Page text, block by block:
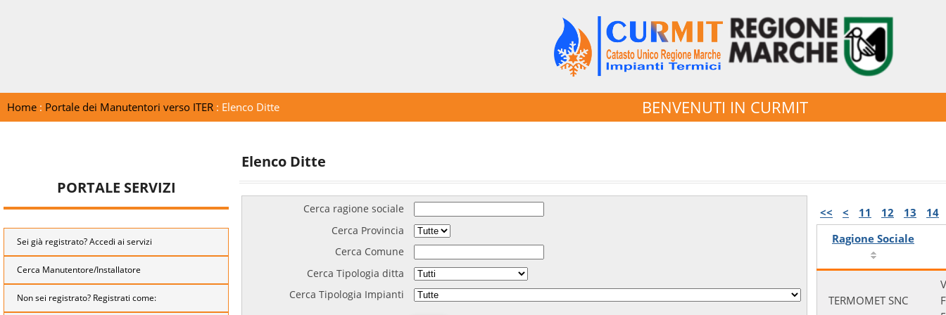
Home: Portale dei Manutentori verso ITER: Elenco Ditte BENVENUTI IN CURMIT
PORTALE SERVIZI
Sei già registrato? Accedi ai servizi
Cerca Manutentore/Installatore
Non sei registrato? Registrati come:
Elenco Ditte
Cerca ragione sociale
Cerca Provincia
Cerca Comune
Cerca Tipologia ditta
Cerca Tipologia Impianti
<< < 11 12 13
14
Ragione Sociale
TERMOMET SNC